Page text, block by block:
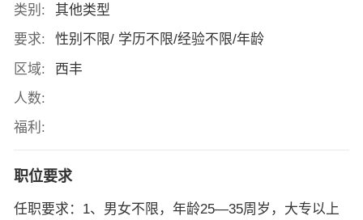
类别:
其他类型
要求:
性别不限/ 学历不限/经验不限/年龄
区域:
西丰
人数:
福利:
职位要求
任职要求：1、男女不限，年龄25—35周岁，大专以上